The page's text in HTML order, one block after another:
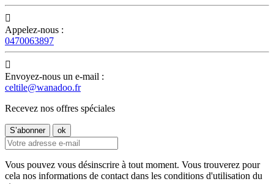

Appelez-nous :
0470063897

Envoyez-nous un e-mail :
celtile@wanadoo.fr
Recevez nos offres spéciales
Vous pouvez vous désinscrire à tout moment. Vous trouverez pour
cela nos informations de contact dans les conditions d'utilisation du